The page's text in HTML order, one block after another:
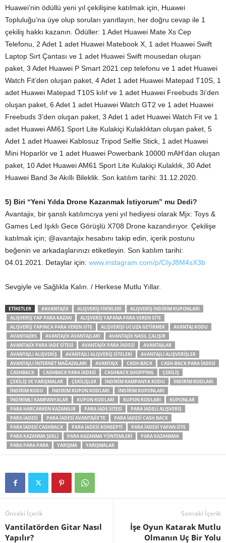
Huawei’nin ödüllü yeni yıl çekilişine katılmak için, Huawei
Topluluğu’na üye olup soruları yanıtlayın, her doğru cevap ile 1
çekiliş hakkı kazanın. Ödüller: 1 Adet Huawei Mate Xs Cep
Telefonu, 2 Adet 1 adet Huawei Matebook X, 1 adet Huawei Swift
Laptop Sırt Çantası ve 1 adet Huawei Swift mousedan oluşan
paket, 3 Adet Huawei P Smart 2021 cep telefonu ve 1 adet Huawei
Watch Fit’den oluşan paket, 4 Adet 1 adet Huawei Matepad T10S, 1
adet Huawei Matepad T10S kılıf ve 1 adet Huawei Freebuds 3i’den
oluşan paket, 6 Adet 1 adet Huawei Watch GT2 ve 1 adet Huawei
Freebuds 3’den oluşan paket, 3 Adet 1 adet Huawei Watch Fit ve 1
adet Huawei AM61 Sport Lite Kulakiçi Kulaklıktan oluşan paket, 5
Adet 1 adet Huawei Kablosuz Tripod Selfie Stick, 1 adet Huawei
Mini Hoparlör ve 1 adet Huawei Powerbank 10000 mAH’dan oluşan
paket, 10 Adet Huawei AM61 Sport Lite Kulakiçi Kulaklık, 30 Adet
Huawei Band 3e Akıllı Bileklik. Son katılım tarihi: 31.12.2020.
5) Biri “Yeni Yılda Drone Kazanmak İstiyorum” mu Dedi?
Avantajix, bir şanslı katılımcıya yeni yıl hediyesi olarak Mjx: Toys &
Games Led Işıklı Gece Görüşlü X708 Drone kazandırıyor. Çekilişe
katılmak için; @avantajix hesabını takip edin, içerik postunu
beğenin ve arkadaşlarınızı etiketleyin. Son katılım tarihi:
04.01.2021. Detaylar için: www.instagram.com/p/CIyJ8M4sX3b
Sevgiyle ve Sağlıkla Kalın. / Herkese Mutlu Yıllar.
ETIKETLER #AVANTAJIX ALIŞVERIŞ FIKIRLERI
ALIŞVERIŞ INDIRIM KUPONLARI
ALIŞVERIŞ YAP PARA KAZAN
ALIŞVERIŞ YAPANA PARA VEREN SITE
ALIŞVERIŞ YAPINCA PARA VEREN SITE
ALIŞVERIŞI UCUZA GETIRMEK
AVANTAJ KODU
AVANTAJIKS
AVANTAJIX AVANTAJLARI
AVANTAJIX NASIL ÇALIŞIR
AVANTAJIX PARA IADE SITESI
AVANTAJIX PARA IADESI
AVANTAJLAR
AVANTAJLI ALIŞVERIŞ
AVANTAJLI ALIŞVERIŞ SITELERI
AVANTAJLI ALIŞVERIŞLER
AVANTAJLI INTERNET MAĞAZALARI
AVANTAJX CASH-BACK
CASH-BACK PARA IADESI
CASHBACK
CASHBACK PARA IADESI CASHBACK SHOPPING
ÇEKILIŞ
ÇEKILIŞ VE YARIŞMALAR
ÇEKILIŞLER INDIRIM KAMPANYA KODU
INDIRIM KODLARI
INDIRIM KODU
INDIRIM KUPON KODLARI
INDIRIM KUPONLARI
INDIRIMLI KAMPANYALAR
KUPON KODLARI KUPON KODLARI
KUPONLAR
PARA HARCARKEN KAZANILIR
PARA IADE SITESI
PARA IADELI ALIŞVERIŞ
PARA IADESI
PARA IADESI AVANTAJIX'TE
PARA IADESI CASH BACK
PARA IADESI CASHBACK
PARA IADESI KONSEPTI
PARA IADESI YAPAN SITE
PARA KAZANMA ŞEKLI
PARA KAZANMA YÖNTEMLERI
PARA KAZANMAK
PARA PARA PARA
YARIŞMA YARIŞMALAR
Önceki İçerik
Vantilatörden Gitar Nasıl
Yapılır?
Sonraki İçerik
İşe Oyun Katarak Mutlu
Olmanın Uç Bir Yolu